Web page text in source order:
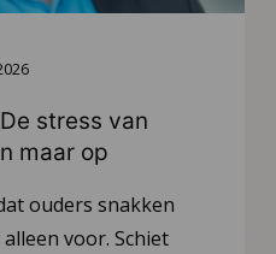
stress van
maar op
ouders snakken
voor. Schiet